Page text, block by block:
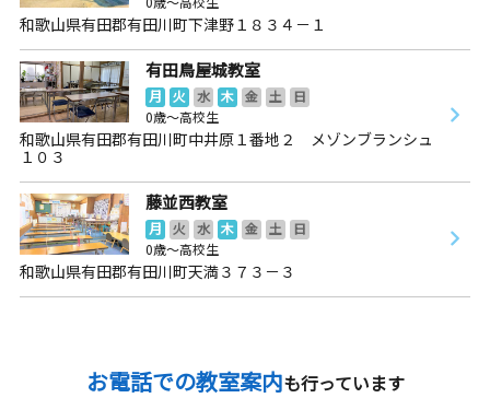
和歌山県有田郡有田川町下津野１８３４－１
有田鳥屋城教室
月 火 水 木 金 土
日
0歳～高校生
和歌山県有田郡有田川町中井原１番地２ メゾンブランシュ
１０３
藤並西教室
月 火 水 木 金 土
日
0歳～高校生
和歌山県有田郡有田川町天満３７３－３
お電話での教室案内も行っています